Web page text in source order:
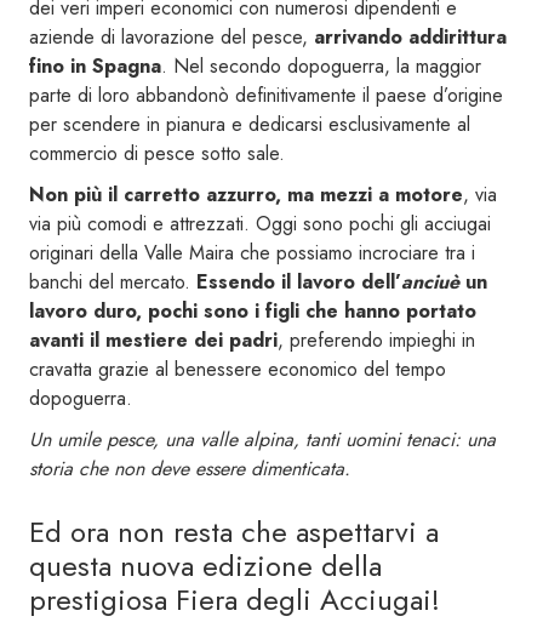
dei veri imperi economici con numerosi dipendenti e
aziende di lavorazione del pesce, arrivando addirittura
fino in Spagna. Nel secondo dopoguerra, la maggior
parte di loro abbandonò definitivamente il paese d’origine
per scendere in pianura e dedicarsi esclusivamente al
commercio di pesce sotto sale.
Non più il carretto azzurro, ma mezzi a motore, via
via più comodi e attrezzati. Oggi sono pochi gli acciugai
originari della Valle Maira che possiamo incrociare tra i
banchi del mercato. Essendo il lavoro dell’anciuèun
lavoro duro, pochi sono i figli che hanno portato
avanti il mestiere dei padri, preferendo impieghi in
cravatta grazie al benessere economico del tempo
dopoguerra.
Un umile pesce, una valle alpina, tanti uomini tenaci: una
storia che non deve essere dimenticata.
Ed ora non resta che aspettarvi a
questa nuova edizione della
prestigiosa Fiera degli Acciugai!